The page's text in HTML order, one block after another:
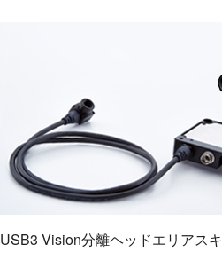
USB3 Vision分離ヘッドエリアス